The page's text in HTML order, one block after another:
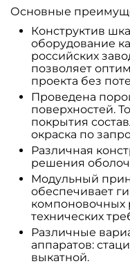
Основные
Конструктив
оборудование
российских
позволяет
проекта без
Проведена
поверхностей.
покрытия
окраска по
Различная
решения
Модульный
обеспечивает
компоновочных
технических
Различные
аппаратов:
выкатной.